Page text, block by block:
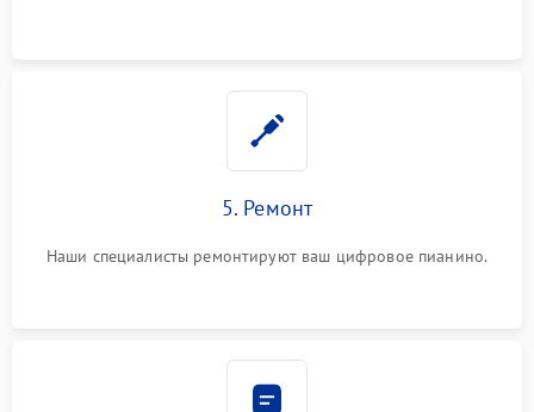
5. Ремонт
Наши специалисты ремонтируют ваш цифровое пианино.